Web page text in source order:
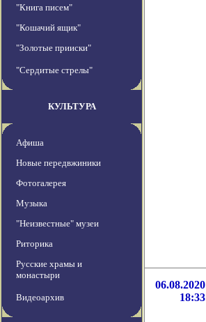
"Книга писем"
"Кошачий ящик"
"Золотые прииски"
"Сердитые стрелы"
КУЛЬТУРА
Афиша
Новые передвжиники
Фотогалерея
Музыка
"Неизвестные" музеи
Риторика
Русские храмы и
монастыри
Видеоархив
06.08.2020
18:33